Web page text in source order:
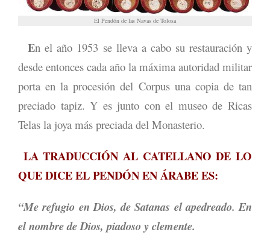
El Pendón de las Navas de Tolosa
En el año 1953 se lleva a cabo su restauración y
desde entonces cada año la máxima autoridad militar
porta en la procesión del Corpus una copia de tan
preciado tapiz. Y es junto con el museo de Ricas
Telas la joya más preciada del Monasterio.
LA TRADUCCIÓN AL CATELLANO DE LO
QUE DICE EL PENDÓN EN ÁRABE ES:
“Me refugio en Dios, de Satanas el apedreado. En
el nombre de Dios, piadoso y clemente.